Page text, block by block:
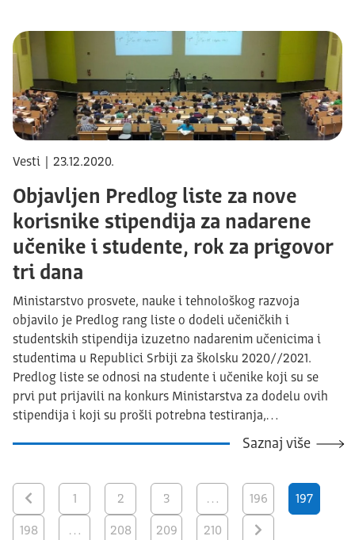
Vesti | 23.12.2020.
Objavljen Predlog liste za nove
korisnike stipendija za nadarene
učenike i studente, rok za prigovor
tri dana
Ministarstvo prosvete, nauke i tehnološkog razvoja
objavilo je Predlog rang liste o dodeli učeničkih i
studentskih stipendija izuzetno nadarenim učenicima i
studentima u Republici Srbiji za školsku 2020//2021.
Predlog liste se odnosi na studente i učenike koji su se
prvi put prijavili na konkurs Ministarstva za dodelu ovih
stipendija i koji su prošli potrebna testiranja,…
Saznaj više
1 2 3 … 196 197
198 … 208 209 210